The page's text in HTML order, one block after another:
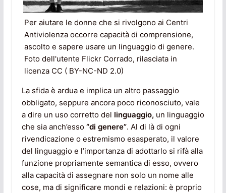
Per aiutare le donne che si rivolgono ai Centri
Antiviolenza occorre capacità di comprensione,
ascolto e sapere usare un linguaggio di genere.
Foto dell'utente Flickr Corrado, rilasciata in
licenza CC ( BY-NC-ND 2.0)
La sfida è ardua e implica un altro passaggio
obbligato, seppure ancora poco riconosciuto, vale
a dire un uso corretto del linguaggio,un linguaggio
che sia anch’esso “di genere”. Al di là di ogni
rivendicazione o estremismo esasperato, il valore
del linguaggio e l’importanza di adottarlo si rifà alla
funzione propriamente semantica di esso, ovvero
alla capacità di assegnare non solo un nome alle
cose, ma di significare mondi e relazioni: è proprio